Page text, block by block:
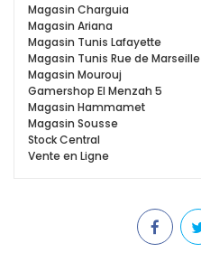
Magasin Charguia
Magasin Ariana
Magasin Tunis Lafayette
Magasin Tunis Rue de Marseille
Magasin Mourouj
Gamershop El Menzah 5
Magasin Hammamet
Magasin Sousse
Stock Central
Vente en Ligne